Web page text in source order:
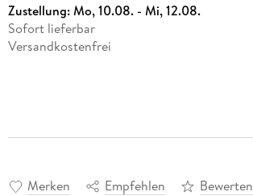
Zustellung:Mo, 10.08. - Mi, 12.08.
Sofort lieferbar
Versandkostenfrei
Merken Empfehlen Bewerten